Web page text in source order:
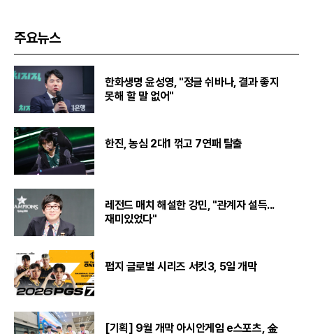
주요뉴스
한화생명 윤성영, "정글 쉬바나, 결과 좋지
못해 할 말 없어"
한진, 농심 2대1 꺾고 7연패 탈출
레전드 매치 해설한 강민, "관계자 설득...
재미있었다"
펍지 글로벌 시리즈 서킷3, 5일 개막
[기획] 9월 개막 아시안게임 e스포츠, 金